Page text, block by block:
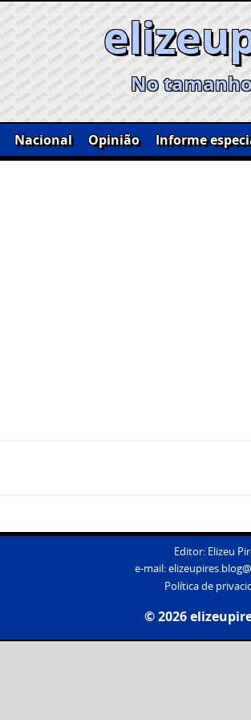
No
Nacional Opinião
Informe
Editor: Elizeu
e-mail:
Política de
© 2026